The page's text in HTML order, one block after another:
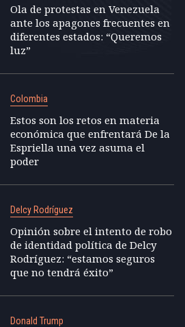
Ola de protestas en Venezuela
ante los apagones frecuentes en
diferentes estados: “Queremos
luz”
Colombia
Estos son los retos en materia
económica que enfrentará De la
Espriella una vez asuma el
poder
Delcy Rodríguez
Opinión sobre el intento de robo
de identidad política de Delcy
Rodríguez: “estamos seguros
que no tendrá éxito”
Donald Trump